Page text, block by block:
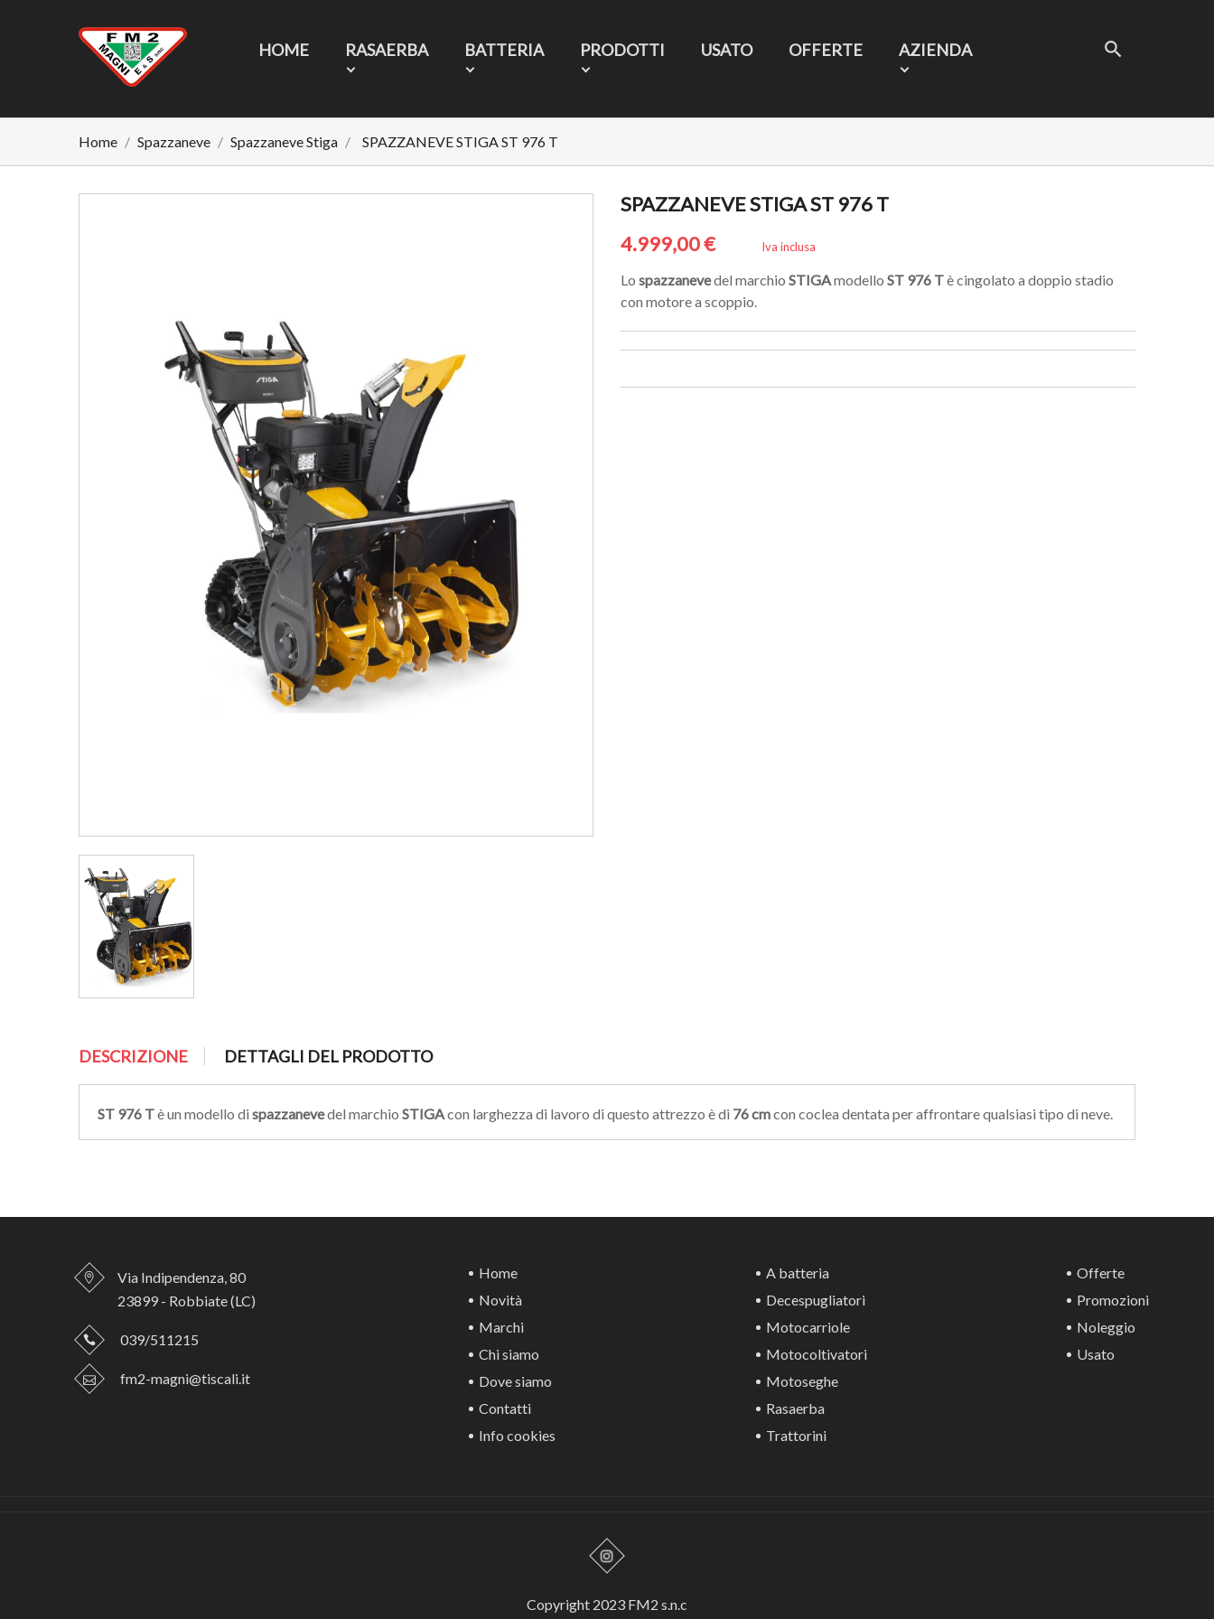
HOME RASAERBA BATTERIA PRODOTTI USATO OFFERTE AZIENDA
Home Spazzaneve Spazzaneve Stiga SPAZZANEVE STIGA ST 976 T
SPAZZANEVE STIGA ST 976 T
4.999,00 €
Iva inclusa
Lo spazzanevedel marchio STIGAmodello ST 976 Tè cingolato a doppio stadio
con motore a scoppio.
DESCRIZIONE DETTAGLI DEL PRODOTTO
ST 976 Tè un modello di spazzanevedel marchio STIGAcon larghezza di lavoro di questo attrezzo è di 76 cmcon coclea dentata per affrontare qualsiasi tipo di neve.
Via Indipendenza, 80
23899 - Robbiate (LC)
039/511215
fm2-magni@tiscali.it
Home
Novità
Marchi
Chi siamo
Dove siamo
Contatti
Info cookies
A batteria
Decespugliatori
Motocarriole
Motocoltivatori
Motoseghe
Rasaerba
Trattorini
Offerte
Promozioni
Noleggio
Usato
Copyright 2023 FM2 s.n.c